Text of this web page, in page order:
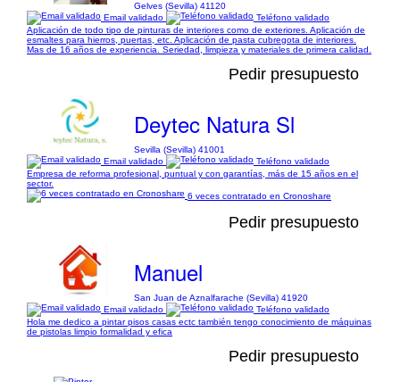
Gelves (Sevilla) 41120
Email validado
Teléfono validado
Aplicación de todo tipo de pinturas de interiores como de exteriores. Aplicación de
esmaltes para hierros, puertas, etc. Aplicación de pasta cubregota de interiores.
Mas de 16 años de experiencia. Seriedad, limpieza y materiales de primera calidad.
Pedir presupuesto
Deytec Natura Sl
Sevilla (Sevilla) 41001
Email validado
Teléfono validado
Empresa de reforma profesional, puntual y con garantías, más de 15 años en el
sector.
6 veces contratado en Cronoshare
Pedir presupuesto
Manuel
San Juan de Aznalfarache (Sevilla) 41920
Email validado
Teléfono validado
Hola me dedico a pintar pisos casas ectc también tengo conocimiento de máquinas
de pistolas limpio formalidad y efica
Pedir presupuesto